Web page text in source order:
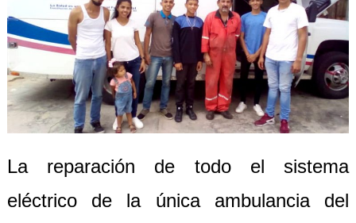
La reparación de todo el sistema
eléctrico de la única ambulancia del